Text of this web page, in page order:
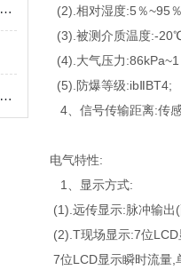
天康旋进旋涡流量计的安装及注意事项
氟塑料阻燃控制软电缆的阻燃性能有着至关重要的作用
(2).相对湿度:5％~95
(3).被测介质温度:-
(4).大气压力
(5).防爆等级:ibⅡBT4;
4、信号传输距离:传
电气特性:
1、显示方式:
(1).远传显示:脉冲输出
(2).T现场显示:7位
7位LCD显示瞬时流量,